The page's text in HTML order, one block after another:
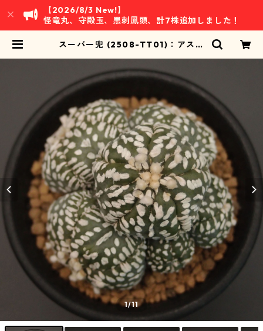
【2026/8/3 New!】
怪竜丸、守殿玉、黒刺鳳頭、計7株追加しました！
スーパー兜 (2508-TT01)：アスト
1/11